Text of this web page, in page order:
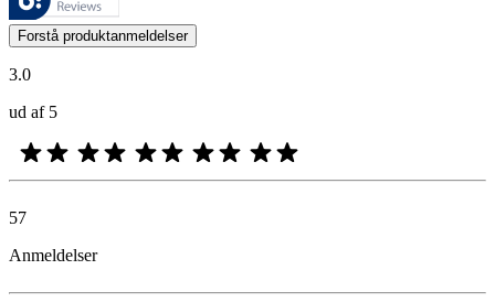
Kundernes meninger i form af produkt- og stjernevurderinger er
Forstå produktanmeldelser
3.0
ud af 5
57
Anmeldelser